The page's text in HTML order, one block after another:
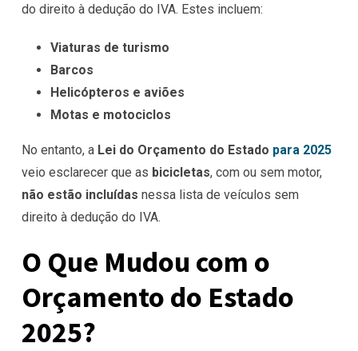
do direito à dedução do IVA. Estes incluem:
Viaturas de turismo
Barcos
Helicópteros e aviões
Motas e motociclos
No entanto, a Lei do Orçamento do Estado para 2025
veio esclarecer que as bicicletas, com ou sem motor,
não estão incluídas nessa lista de veículos sem
direito à dedução do IVA.
O Que Mudou com o
Orçamento do Estado
2025?